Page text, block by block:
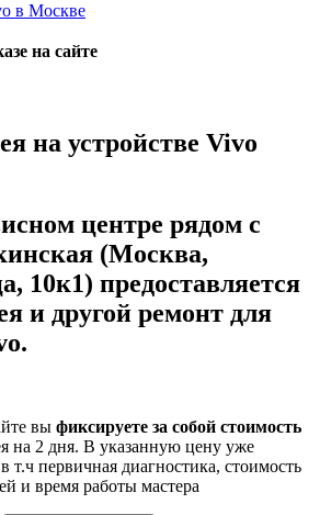
в Москве
на сайте
на устройстве Vivo
центре рядом с
(Москва,
10к1) предоставляется
и другой ремонт для
вы фиксируете за собой стоимость
на 2 дня. В указанную цену уже
т.ч первичная диагностика, стоимость
и время работы мастера